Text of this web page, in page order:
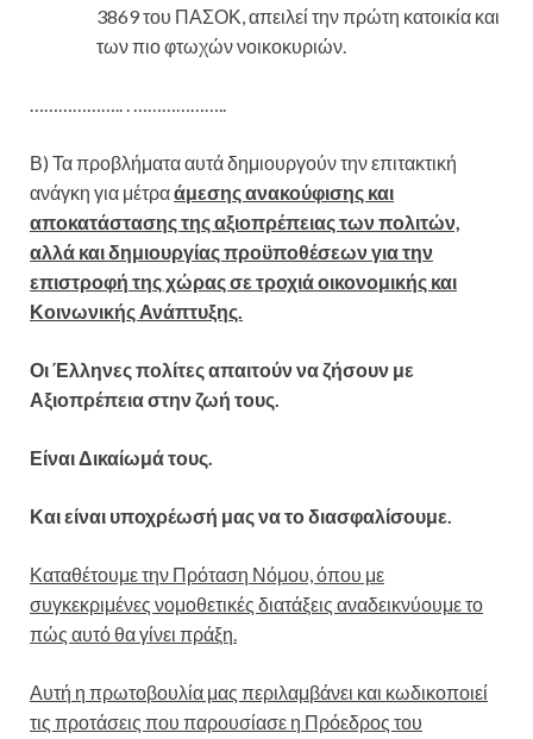
3869 του ΠΑΣΟΚ, απειλεί την πρώτη κατοικία και
των πιο φτωχών νοικοκυριών.
……………….. . ………………..
Β) Τα προβλήματα αυτά δημιουργούν την επιτακτική
ανάγκη για μέτραάμεσης ανακούφισης και
αποκατάστασης της αξιοπρέπειας των πολιτών,
αλλά και δημιουργίας προϋποθέσεων για την
επιστροφή της χώρας σε τροχιά οικονομικής και
Κοινωνικής Ανάπτυξης.
Οι Έλληνες πολίτες απαιτούν να ζήσουν με
Αξιοπρέπεια στην ζωή τους.
Είναι Δικαίωμά τους.
Και είναι υποχρέωσή μας να το διασφαλίσουμε.
Καταθέτουμε την Πρόταση Νόμου, όπου με
συγκεκριμένες νομοθετικές διατάξεις αναδεικνύουμε το
πώς αυτό θα γίνει πράξη.
Αυτή η πρωτοβουλία μας περιλαμβάνει και κωδικοποιεί
τις προτάσεις που παρουσίασε η Πρόεδρος του